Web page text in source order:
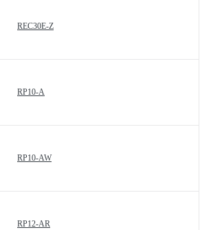
REC30E-Z
RP10-A
RP10-AW
RP12-AR